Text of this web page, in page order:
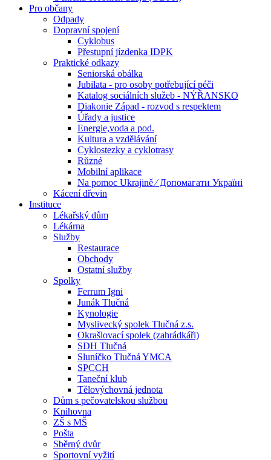
Pro občany
Odpady
Dopravní spojení
Cyklobus
Přestupní jízdenka IDPK
Praktické odkazy
Seniorská obálka
Jubilata - pro osoby potřebující péči
Katalog sociálních služeb - NÝŘANSKO
Diakonie Západ - rozvod s respektem
Úřady a justice
Energie,voda a pod.
Kultura a vzdělávání
Cyklostezky a cyklotrasy
Různé
Mobilní aplikace
Na pomoc Ukrajině ⁄ Допомагати Україні
Kácení dřevin
Instituce
Lékařský dům
Lékárna
Služby
Restaurace
Obchody
Ostatní služby
Spolky
Ferrum Igni
Junák Tlučná
Kynologie
Myslivecký spolek Tlučná z.s.
Okrašlovací spolek (zahrádkáři)
SDH Tlučná
Sluníčko Tlučná YMCA
SPCCH
Taneční klub
Tělovýchovná jednota
Dům s pečovatelskou službou
Knihovna
ZŠ s MŠ
Pošta
Sběrný dvůr
Sportovní vyžití